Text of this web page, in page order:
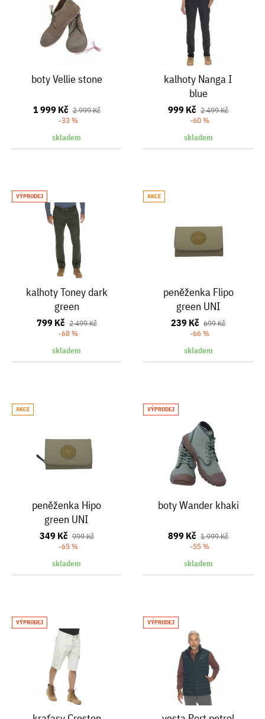
boty Vellie stone
1 999 Kč 2 999 Kč
-33 %
skladem
kalhoty Nanga I
blue
999 Kč 2 499 Kč
-60 %
skladem
VÝPRODEJ
kalhoty Toney dark
green
799 Kč 2 499 Kč
-68 %
skladem
AKCE
peněženka Flipo
green UNI
239 Kč 699 Kč
-66 %
skladem
AKCE
peněženka Hipo
green UNI
349 Kč 999 Kč
-65 %
skladem
VÝPRODEJ
boty Wander khaki
899 Kč 1 999 Kč
-55 %
skladem
VÝPRODEJ VÝPRODEJ